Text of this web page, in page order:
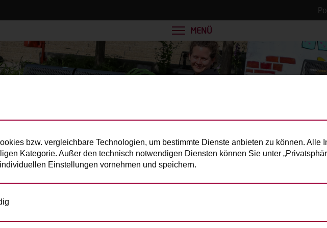
MENÜ
bzw. vergleichbare Technologien, um bestimmte Dienste anbieten zu können. Alle
Kategorie. Außer den technisch notwendigen Diensten können Sie unter
Einstellungen vornehmen und speichern.